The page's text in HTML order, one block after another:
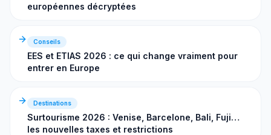
européennes décryptées
Conseils
EES et ETIAS 2026 : ce qui change vraiment pour
entrer en Europe
Destinations
Surtourisme 2026 : Venise, Barcelone, Bali, Fuji…
les nouvelles taxes et restrictions